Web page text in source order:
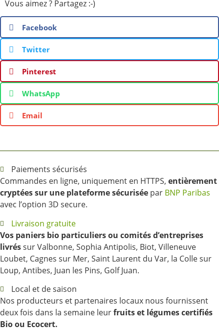
Vous aimez ? Partagez :-)
Facebook
Twitter
Pinterest
WhatsApp
Email
Paiements sécurisés
Commandes en ligne, uniquement en HTTPS, entièrement
cryptées sur une plateforme sécurisée par BNP Paribas
avec l’option 3D secure.
Livraison gratuite
Vos paniers bio particuliers ou comités d’entreprises
livréssur Valbonne, Sophia Antipolis, Biot, Villeneuve
Loubet, Cagnes sur Mer, Saint Laurent du Var, la Colle sur
Loup, Antibes, Juan les Pins, Golf Juan.
Local et de saison
Nos producteurs et partenaires locaux nous fournissent
deux fois dans la semaine leurfruits et légumes certifiés
Bio ou Ecocert.